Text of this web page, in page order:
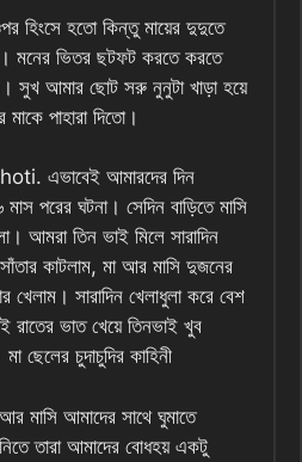
হিংসে হতো কিন্তু মায়ের দুদুতে
মনের ভিতর ছটফট করতে করতে
সুখ আমার ছোট সরু নুনুটা খাড়া হয়ে
পাহারা দিতো।
এভাবেই আমারদের দিন
পরের ঘটনা। সেদিন বাড়িতে মাসি
আমরা তিন ভাই মিলে সারাদিন
কাটলাম, মা আর মাসি দুজনের
সারাদিন খেলাধুলা করে বেশ
রাতের ভাত খেয়ে তিনভাই খুব
ছেলের চুদাচুদির কাহিনী
মাসি আমাদের সাথে ঘুমাতে
তারা আমাদের বোধহয় একটু